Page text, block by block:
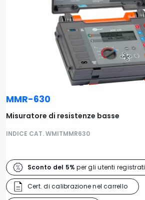
MMR-630
Misuratore di resistenze basse
INDICE CAT. WMITMMR630
Sconto del 5% per gli utenti registrati
Cert. di calibrazione nel carrello